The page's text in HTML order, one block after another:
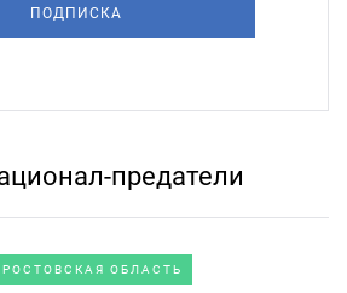
ПОДПИСКА
предатели
РОСТОВСКАЯ ОБЛАСТЬ